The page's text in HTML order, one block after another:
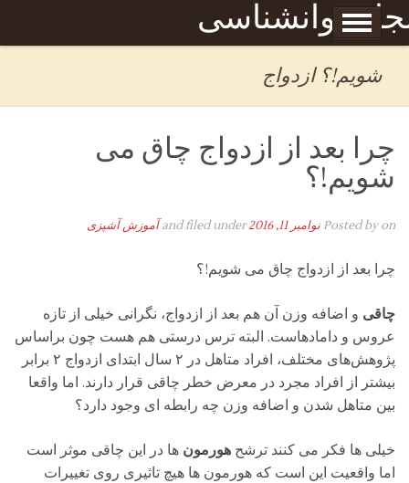
روانشناسی
Skip to content
برگه نمونه
شویم!؟ ازدواج
چرا بعد از ازدواج چاق می
شویم!؟
Posted byon نوامبر 11, 2016 and filed under آموزش آشپزی
چرا بعد از ازدواج چاق می شویم!؟
چاقی و اضافه وزن آن هم بعد از ازدواج، نگرانی خیلی از تازه
عروس و دامادهاست. البته ترس درستی هم هست چون براساس
پژوهش‌های مختلف، افراد متاهل در ۲ سال ابتدای ازدواج ۲ برابر
بیشتر از افراد مجرد در معرض خطر چاقی قرار دارند. اما واقعا
بین متاهل شدن و اضافه وزن چه رابطه ای وجود دارد؟
خیلی ها فکر می کنند ترشح هورمون ها در این چاقی موثر است
اما واقعیت این است که هورمون ها هیچ تاثیری روی تغییرات